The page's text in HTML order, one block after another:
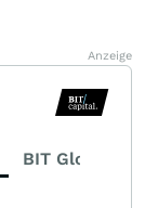
Anzeige
BIT Global